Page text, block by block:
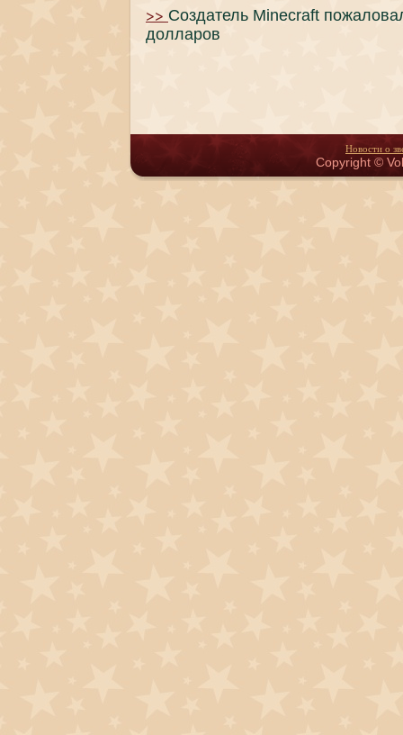
>> Создатель Minecraft
долларов
Новости о
Copyright ©